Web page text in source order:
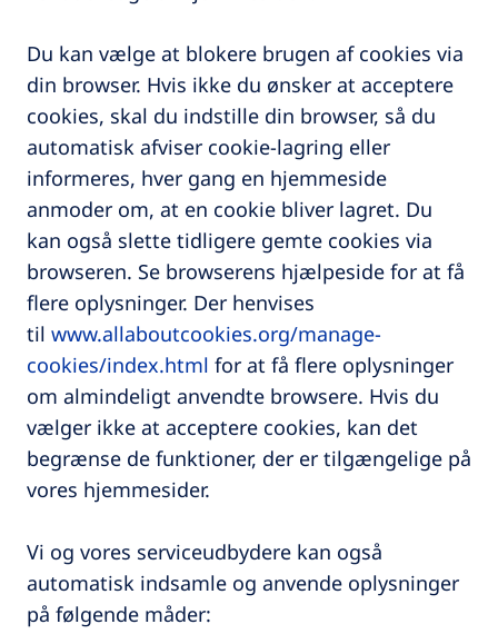
Du kan vælge at blokere brugen af cookies via
din browser. Hvis ikke du ønsker at acceptere
cookies, skal du indstille din browser, så du
automatisk afviser cookie-lagring eller
informeres, hver gang en hjemmeside
anmoder om, at en cookie bliver lagret. Du
kan også slette tidligere gemte cookies via
browseren. Se browserens hjælpeside for at få
flere oplysninger. Der henvises
til www.allaboutcookies.org/manage-
cookies/index.html for at få flere oplysninger
om almindeligt anvendte browsere. Hvis du
vælger ikke at acceptere cookies, kan det
begrænse de funktioner, der er tilgængelige på
vores hjemmesider.
Vi og vores serviceudbydere kan også
automatisk indsamle og anvende oplysninger
på følgende måder: